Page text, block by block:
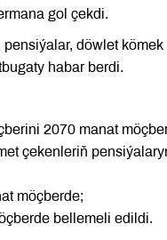
gol çekdi.
döwlet
habar berdi.
2070 manat
çekenleriň
möçberde;
bellemeli edildi.